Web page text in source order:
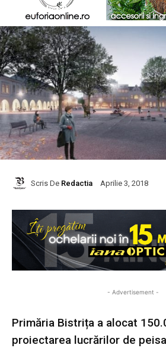
Scris De Redactia Aprilie 3, 2018
- Advertisement -
Primăria Bistrița a alocat
proiectarea lucrărilor de